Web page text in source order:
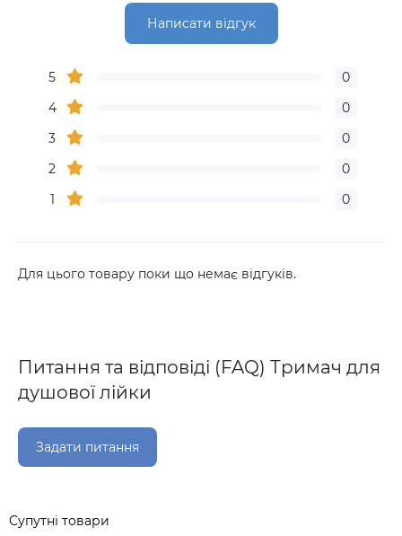
Написати відгук
5
0
4
0
3
0
2
0
1
0
Для цього товару поки що немає відгуків.
Питання та відповіді (FAQ) Тримач для
душової лійки
Задати питання
Супутні товари